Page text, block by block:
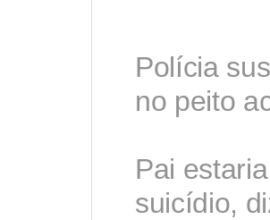
Polícia
no peito
Pai
suicídio,